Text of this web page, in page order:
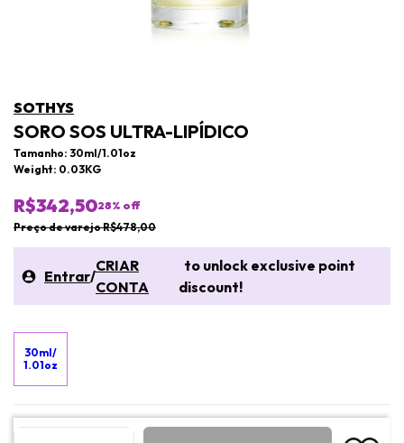
SOTHYS
SORO SOS ULTRA-LIPÍDICO
Tamanho: 30ml/1.01oz
Weight: 0.03KG
R$342,5028% off
Preço de varejo R$478,00
Entrar/
CRIAR
CONTA
to unlock exclusive point
discount!
30ml/
1.01oz